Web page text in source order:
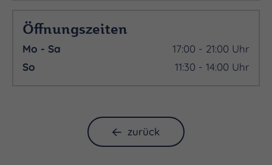
Öffnungszeiten
Mo - Sa
17:00 - 21:00 Uhr
So
11:30 - 14:00 Uhr
zurück